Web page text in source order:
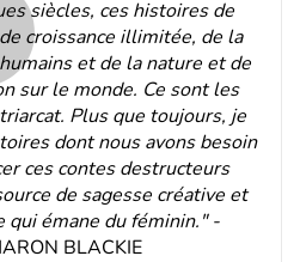
siècles, ces histoires de
croissance illimitée, de la
et de la nature et de
sur le monde. Ce sont les
Plus que toujours, je
dont nous avons besoin
ces contes destructeurs
de sagesse créative et
qui émane du féminin." -
BLACKIE